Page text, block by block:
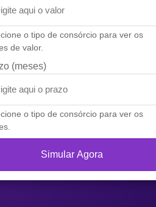
o tipo de consórcio para ver os
de valor.
(meses)
o tipo de consórcio para ver os
Simular Agora